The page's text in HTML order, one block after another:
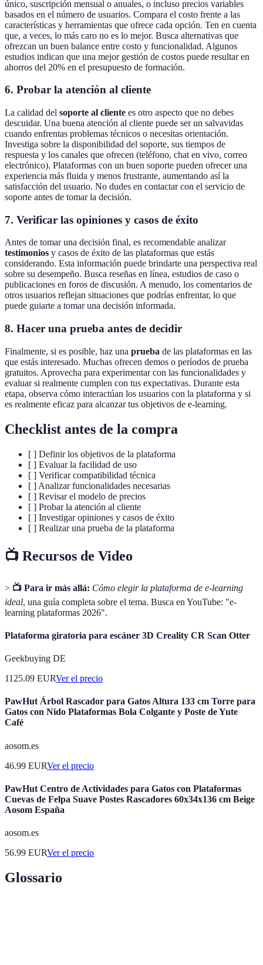
único, suscripción mensual o anuales, o incluso precios variables
basados en el número de usuarios. Compara el costo frente a las
características y herramientas que ofrece cada opción. Ten en cuenta
que, a veces, lo más caro no es lo mejor. Busca alternativas que
ofrezcan un buen balance entre costo y funcionalidad. Algunos
estudios indican que una mejor gestión de costos puede resultar en
ahorros del 20% en el presupuesto de formación.
6. Probar la atención al cliente
La calidad del soporte al cliente es otro aspecto que no debes
descuidar. Una buena atención al cliente puede ser un salvavidas
cuando enfrentas problemas técnicos o necesitas orientación.
Investiga sobre la disponibilidad del soporte, sus tiempos de
respuesta y los canales que ofrecen (teléfono, chat en vivo, correo
electrónico). Plataformas con un buen soporte pueden ofrecer una
experiencia más fluida y menos frustrante, aumentando así la
satisfacción del usuario. No dudes en contactar con el servicio de
soporte antes de tomar la decisión.
7. Verificar las opiniones y casos de éxito
Antes de tomar una decisión final, es recomendable analizar
testimonios y casos de éxito de las plataformas que estás
considerando. Esta información puede brindarte una perspectiva real
sobre su desempeño. Busca reseñas en línea, estudios de caso o
publicaciones en foros de discusión. A menudo, los comentarios de
otros usuarios reflejan situaciones que podrías enfrentar, lo que
puede guiarte a tomar una decisión informada.
8. Hacer una prueba antes de decidir
Finalmente, si es posible, haz una prueba de las plataformas en las
que estás interesado. Muchas ofrecen demos o períodos de prueba
gratuitos. Aprovecha para experimentar con las funcionalidades y
evaluar si realmente cumplen con tus expectativas. Durante esta
etapa, observa cómo interactúan los usuarios con la plataforma y si
es realmente eficaz para alcanzar tus objetivos de e-learning.
Checklist antes de la compra
[ ] Definir los objetivos de la plataforma
[ ] Evaluar la facilidad de uso
[ ] Verificar compatibilidad técnica
[ ] Analizar funcionalidades necesarias
[ ] Revisar el modelo de precios
[ ] Probar la atención al cliente
[ ] Investigar opiniones y casos de éxito
[ ] Realizar una prueba de la plataforma
📺 Recursos de Video
> 📺 Para ir más allá: Cómo elegir la plataforma de e-learning
ideal, una guía completa sobre el tema. Busca en YouTube: "e-
learning plataformas 2026".
Plataforma giratoria para escáner 3D Creality CR Scan Otter
Geekbuying DE
1125.09 EURVer el precio
PawHut Árbol Rascador para Gatos Altura 133 cm Torre para
Gatos con Nido Plataformas Bola Colgante y Poste de Yute
Café
aosom.es
46.99 EURVer el precio
PawHut Centro de Actividades para Gatos con Plataformas
Cuevas de Felpa Suave Postes Rascadores 60x34x136 cm Beige
Aosom España
aosom.es
56.99 EURVer el precio
Glossario